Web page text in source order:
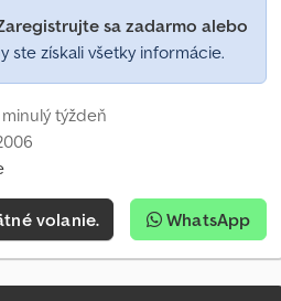
sa zadarmo alebo
ste získali všetky informácie.
týždeň
volanie. WhatsApp